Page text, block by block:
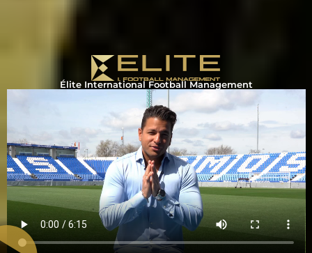
Élite International Football Management